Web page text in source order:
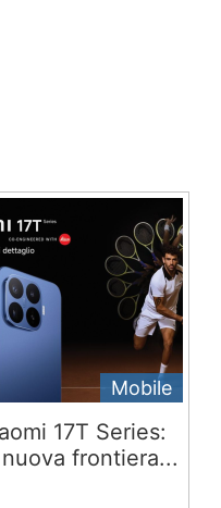
Mobile
17T Series:
frontiera...